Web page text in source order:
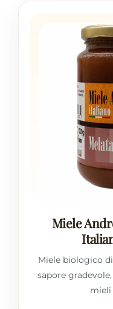
Miele
Miele biologico
sapore
mieli